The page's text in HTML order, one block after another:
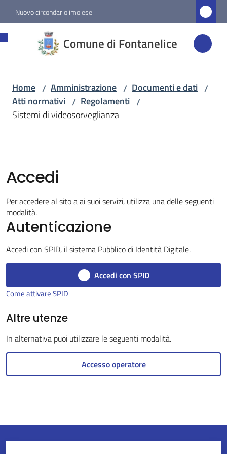
Vai al contenuto
Vai alla navigazione
Vai al footer
Nuovo circondario imolese
Comune di Fontanelice
Fontanelice
Amministrazione
Menu selezionato
Fontanelice
on-
line
gli
Home / Amministrazione / Documenti e dati /
Atti normativi / Regolamenti /
Sistemi di videosorveglianza
Accedi
Per accedere al sito a ai suoi servizi, utilizza una delle seguenti
modalità.
Autenticazione
Accedi con SPID, il sistema Pubblico di Identità Digitale.
Accedi con SPID
Come attivare SPID
Altre utenze
In alternativa puoi utilizzare le seguenti modalità.
Accesso operatore